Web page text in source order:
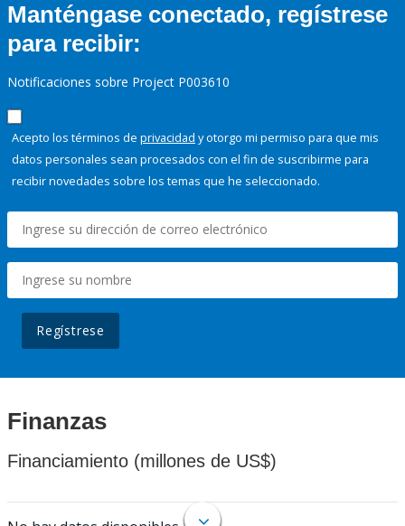
Manténgase conectado, regístrese
para recibir:
Notificaciones sobre Project P003610
Acepto los términos de privacidad y otorgo mi permiso para que mis
datos personales sean procesados con el fin de suscribirme para
recibir novedades sobre los temas que he seleccionado.
Regístrese
Finanzas
Financiamiento (millones de US$)